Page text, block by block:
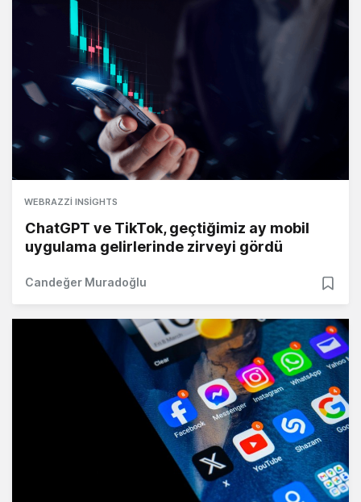
WEBRAZZI INSIGHTS
ChatGPT ve TikTok, geçtiğimiz ay mobil
uygulama gelirlerinde zirveyi gördü
Candeğer Muradoğlu